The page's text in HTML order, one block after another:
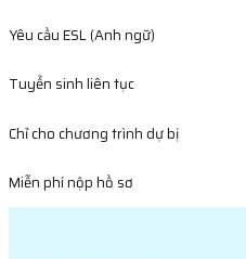
Yêu cầu ESL (Anh ngữ)
Tuyển sinh liên tục
Chỉ cho chương trình dự bị
Miễn phí nộp hồ sơ